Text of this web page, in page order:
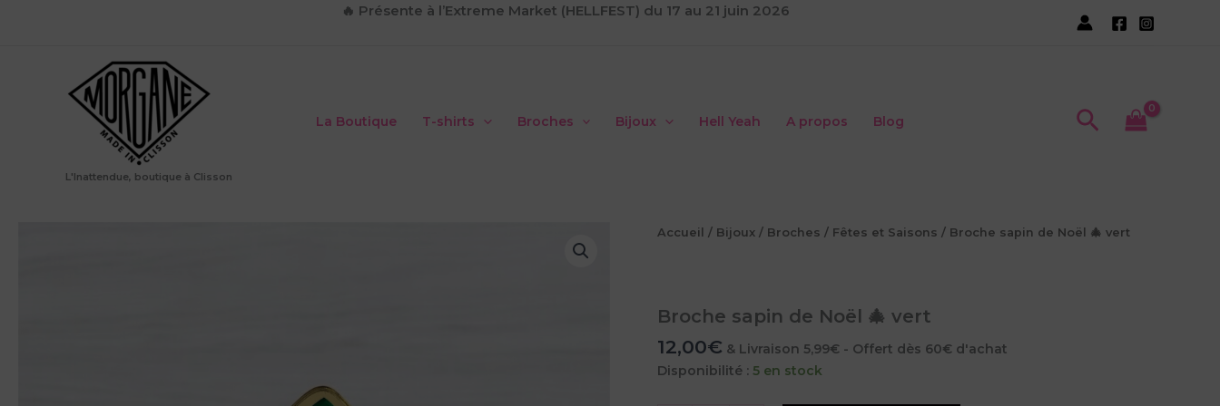
🔥 Présente à l’Extreme Market (HELLFEST) du 17 au 21 juin 2026
L'Inattendue, boutique à Clisson
La Boutique T-shirts Broches Bijoux Hell Yeah A propos Blog
Accueil / Bijoux / Broches / Fêtes et Saisons / Broche sapin de Noël 🎄 vert
Broche sapin de Noël 🎄 vert
12,00€ & Livraison 5,99€ - Offert dès 60€ d'achat
Disponibilité : 5 en stock